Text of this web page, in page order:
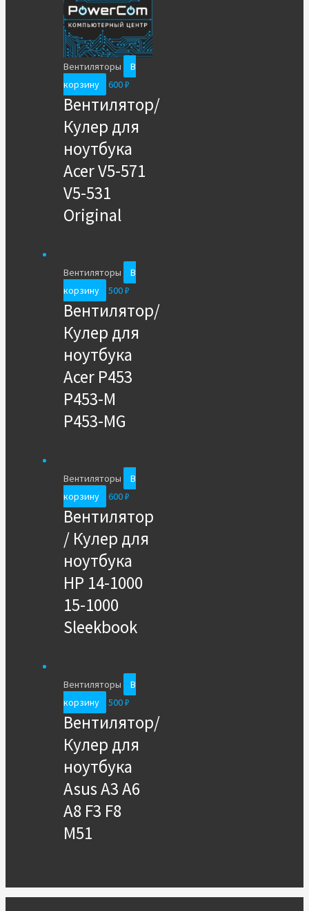
Вентиляторы
В
корзину
600₽
Вентилятор/
Кулер для
ноутбука
Acer V5-571
V5-531
Original
Вентиляторы
В
корзину
500₽
Вентилятор/
Кулер для
ноутбука
Acer P453
P453-M
P453-MG
Вентиляторы
В
корзину
600₽
Вентилятор
/ Кулер для
ноутбука
HP 14-1000
15-1000
Sleekbook
Вентиляторы
В
корзину
500₽
Вентилятор/
Кулер для
ноутбука
Asus A3 A6
A8 F3 F8
M51